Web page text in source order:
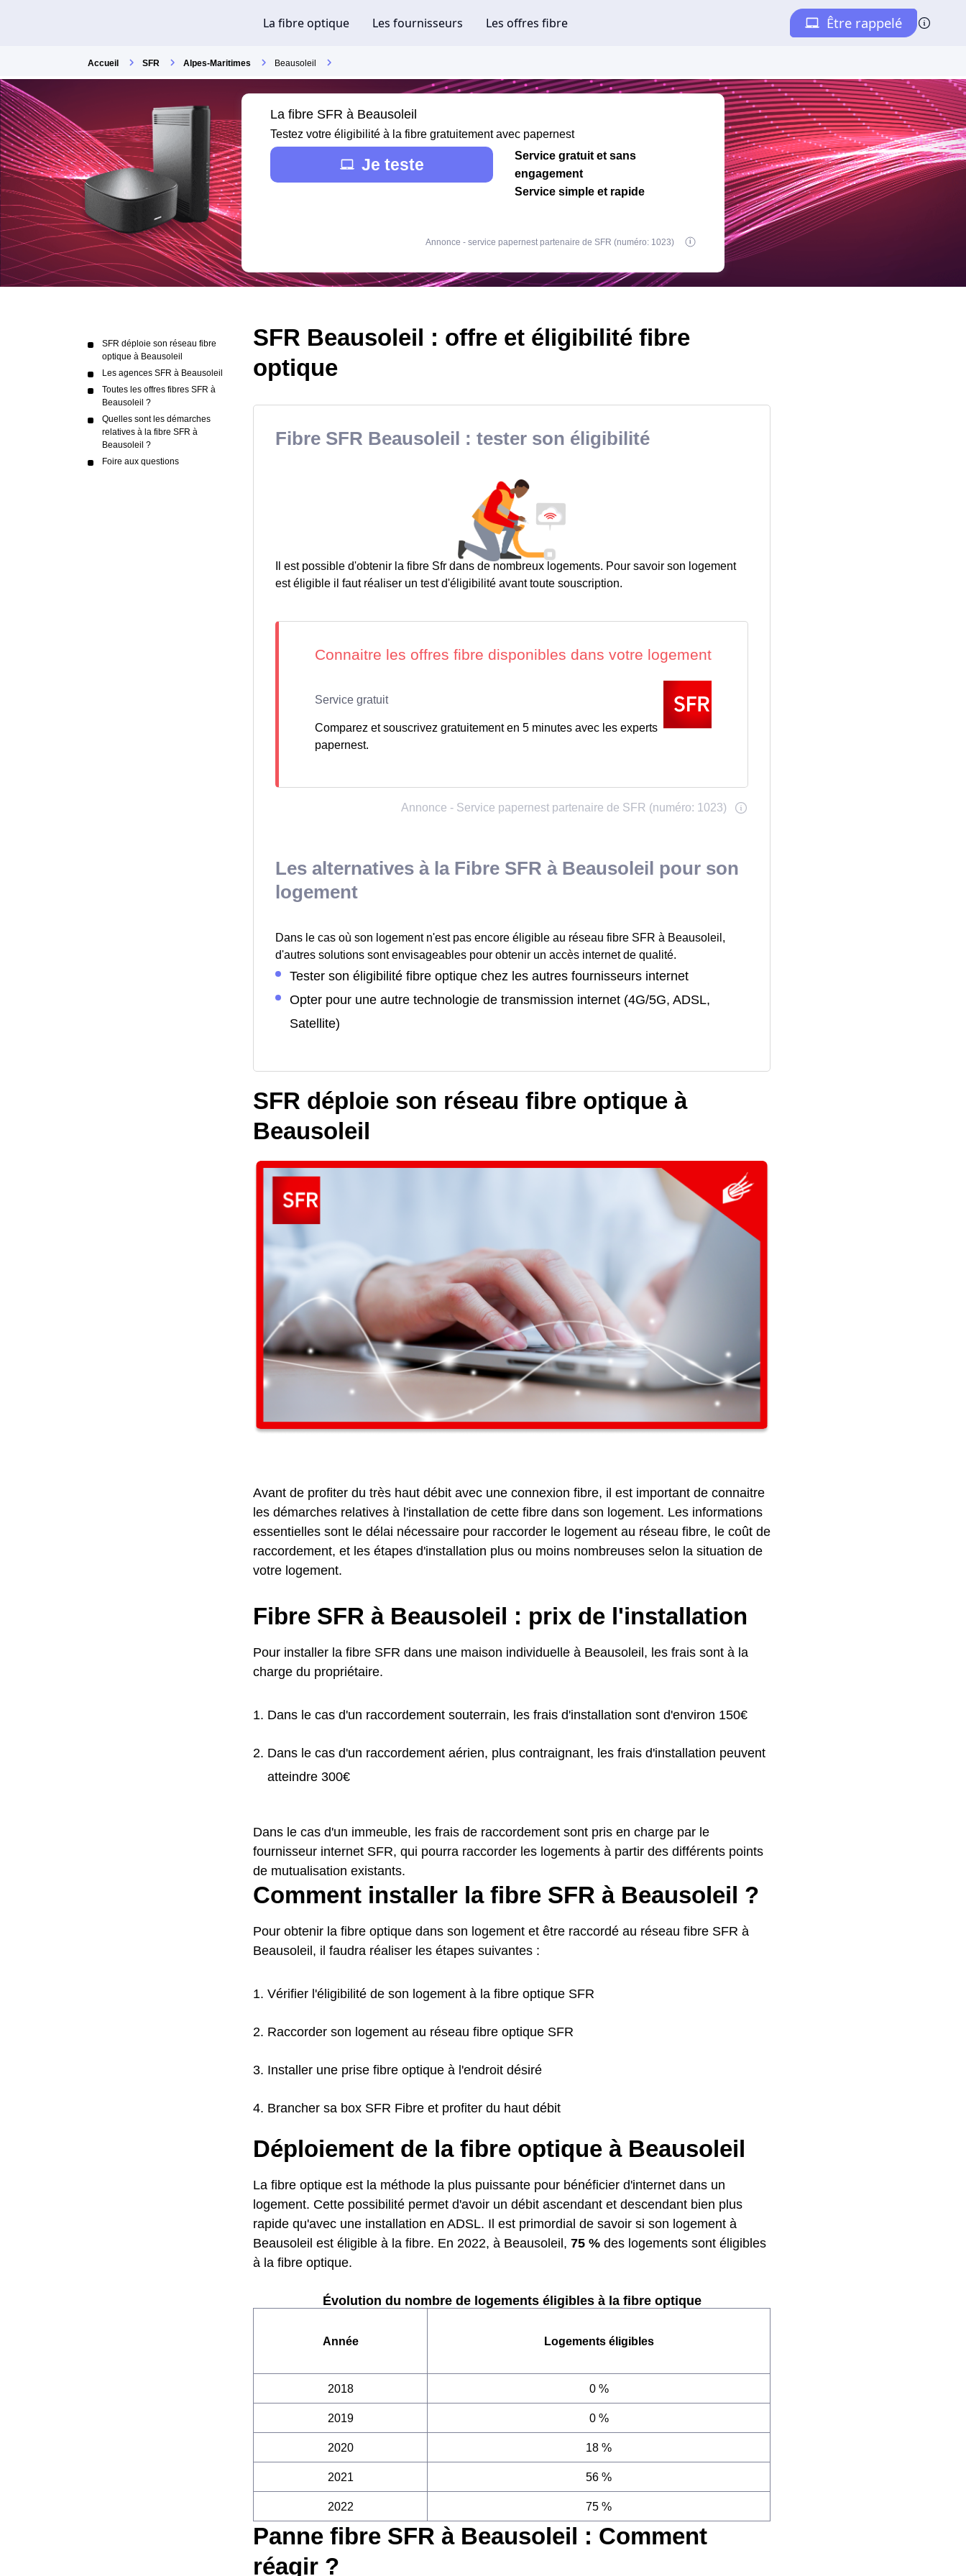
Accueil SFR Alpes-Maritimes Beausoleil
La fibre SFR à Beausoleil
Testez votre éligibilité à la fibre gratuitement avec papernest
Je teste
Service gratuit et sans
engagement
Service simple et rapide
Annonce - service papernest partenaire de SFR (numéro: 1023)
SFR déploie son réseau fibre
optique à Beausoleil
Les agences SFR à Beausoleil
Toutes les offres fibres SFR à
Beausoleil ?
Quelles sont les démarches
relatives à la fibre SFR à
Beausoleil ?
Foire aux questions
SFR Beausoleil : offre et éligibilité fibre
optique
Fibre SFR Beausoleil : tester son éligibilité
Il est possible d'obtenir la fibre Sfr dans de nombreux logements. Pour savoir son logement
est éligible il faut réaliser un test d'éligibilité avant toute souscription.
Comparez et souscrivez gratuitement en 5 minutes avec les experts
papernest.
Les alternatives à la Fibre SFR à Beausoleil pour son
logement
Dans le cas où son logement n'est pas encore éligible au réseau fibre SFR à Beausoleil,
d'autres solutions sont envisageables pour obtenir un accès internet de qualité.
Tester son éligibilité fibre optique chez les autres fournisseurs internet
Opter pour une autre technologie de transmission internet (4G/5G, ADSL,
Satellite)
SFR déploie son réseau fibre optique à
Beausoleil
Avant de profiter du très haut débit avec une connexion fibre, il est important de connaitre
les démarches relatives à l'installation de cette fibre dans son logement. Les informations
essentielles sont le délai nécessaire pour raccorder le logement au réseau fibre, le coût de
raccordement, et les étapes d'installation plus ou moins nombreuses selon la situation de
votre logement.
Fibre SFR à Beausoleil : prix de l'installation
Pour installer la fibre SFR dans une maison individuelle à Beausoleil, les frais sont à la
charge du propriétaire.
Dans le cas d'un raccordement souterrain, les frais d'installation sont d'environ 150€
Dans le cas d'un raccordement aérien, plus contraignant, les frais d'installation peuvent
atteindre 300€
Dans le cas d'un immeuble, les frais de raccordement sont pris en charge par le
fournisseur internet SFR, qui pourra raccorder les logements à partir des différents points
de mutualisation existants.
Comment installer la fibre SFR à Beausoleil ?
Pour obtenir la fibre optique dans son logement et être raccordé au réseau fibre SFR à
Beausoleil, il faudra réaliser les étapes suivantes :
Vérifier l'éligibilité de son logement à la fibre optique SFR
Raccorder son logement au réseau fibre optique SFR
Installer une prise fibre optique à l'endroit désiré
Brancher sa box SFR Fibre et profiter du haut débit
Déploiement de la fibre optique à Beausoleil
La fibre optique est la méthode la plus puissante pour bénéficier d'internet dans un
logement. Cette possibilité permet d'avoir un débit ascendant et descendant bien plus
rapide qu'avec une installation en ADSL. Il est primordial de savoir si son logement à
Beausoleil est éligible à la fibre. En 2022, à Beausoleil, 75 % des logements sont éligibles
à la fibre optique.
Évolution du nombre de logements éligibles à la fibre optique
Année Logements éligibles
2018 0 %
2019 0 %
2020 18 %
2021 56 %
2022 75 %
Panne fibre SFR à Beausoleil : Comment
réagir ?